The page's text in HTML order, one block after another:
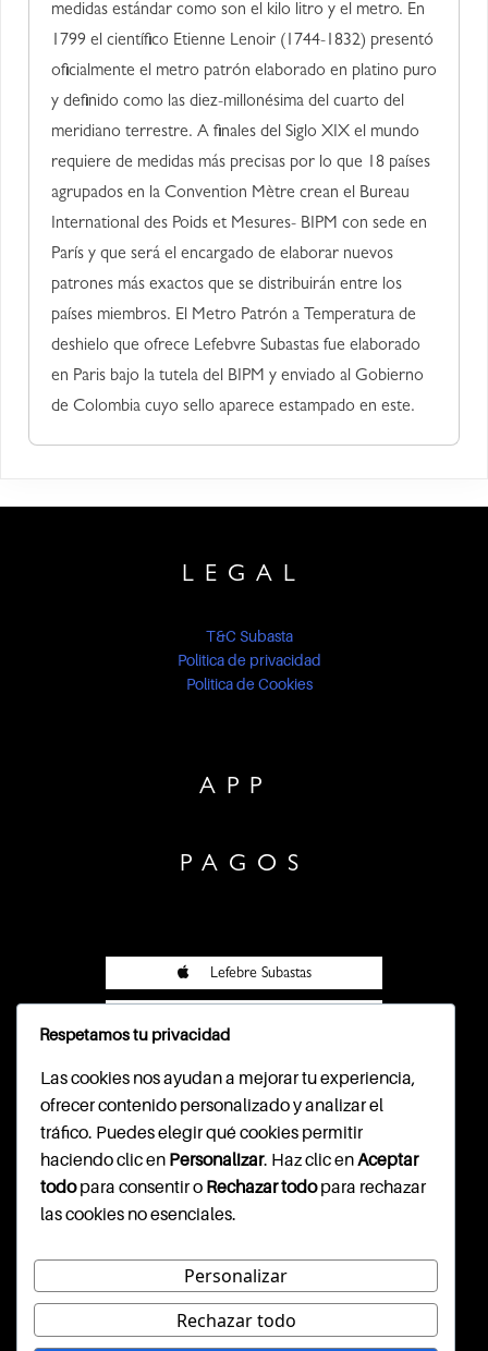
medidas estándar como son el kilo litro y el metro. En
1799 el científico Etienne Lenoir (1744-1832) presentó
oficialmente el metro patrón elaborado en platino puro
y definido como las diez-millonésima del cuarto del
meridiano terrestre. A finales del Siglo XIX el mundo
requiere de medidas más precisas por lo que 18 países
agrupados en la Convention Mètre crean el Bureau
International des Poids et Mesures- BIPM con sede en
París y que será el encargado de elaborar nuevos
patrones más exactos que se distribuirán entre los
países miembros. El Metro Patrón a Temperatura de
deshielo que ofrece Lefebvre Subastas fue elaborado
en Paris bajo la tutela del BIPM y enviado al Gobierno
de Colombia cuyo sello aparece estampado en este.
LEGAL
T&C Subasta
Politica de privacidad
Politica de Cookies
APP
PAGOS
Lefebre Subastas
CONTACTO
Cl. 79b #7-59, segundo piso
(+57) 601 - 390 - 2344
Respetamos tu privacidad
Las cookies nos ayudan a mejorar tu experiencia,
ofrecer contenido personalizado y analizar el
tráfico. Puedes elegir qué cookies permitir
haciendo clic en Personalizar. Haz clic enAceptar
todopara consentir o Rechazar todopara rechazar
las cookies no esenciales.
Personalizar
Rechazar todo